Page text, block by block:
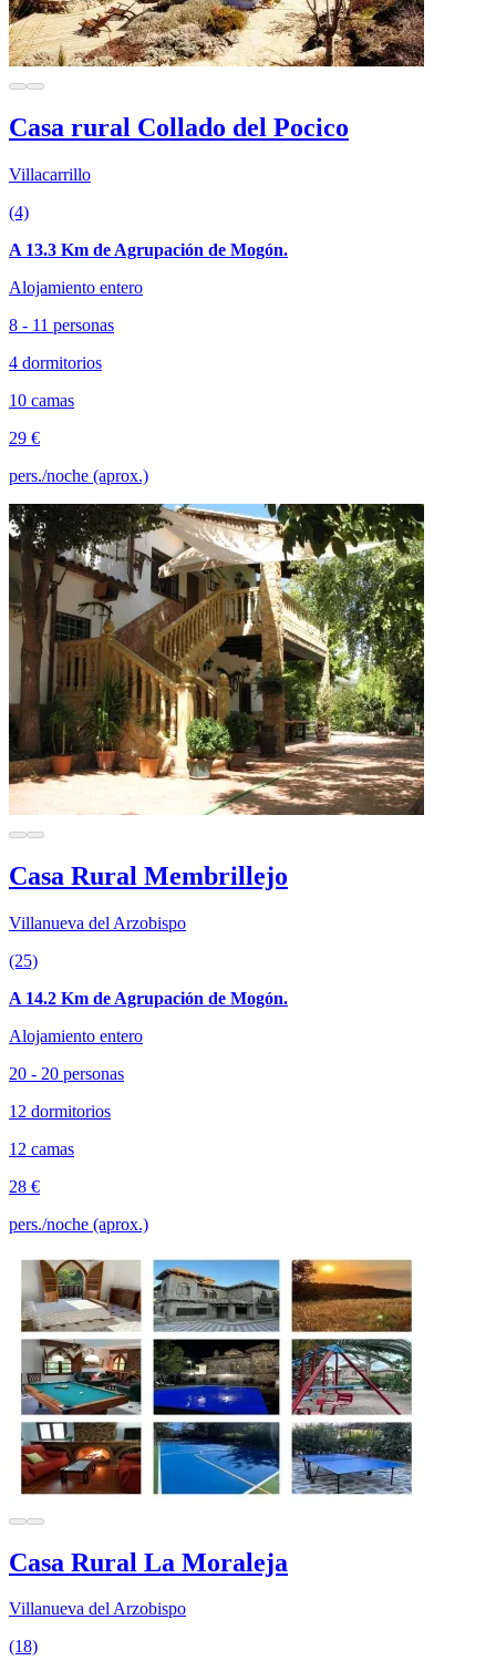
Casa rural Collado del Pocico
Villacarrillo
(4)
A 13.3 Km de Agrupación de Mogón.
Alojamiento entero
8 - 11 personas
4 dormitorios
10 camas
29 €
pers./noche (aprox.)
Casa Rural Membrillejo
Villanueva del Arzobispo
(25)
A 14.2 Km de Agrupación de Mogón.
Alojamiento entero
20 - 20 personas
12 dormitorios
12 camas
28 €
pers./noche (aprox.)
Casa Rural La Moraleja
Villanueva del Arzobispo
(18)